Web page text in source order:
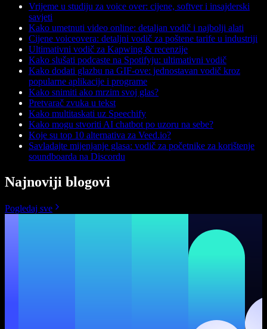
Vrijeme u studiju za voice over: cijene, softver i insajderski
savjeti
Kako umetnuti video online: detaljan vodič i najbolji alati
Cijene voiceovera: detaljni vodič za poštene tarife u industriji
Ultimativni vodič za Kapwing & recenzije
Kako slušati podcaste na Spotifyju: ultimativni vodič
Kako dodati glazbu na GIF-ove: jednostavan vodič kroz
popularne aplikacije i programe
Kako snimiti ako mrzim svoj glas?
Pretvarač zvuka u tekst
Kako multitaskati uz Speechify
Kako mogu stvoriti AI chatbot po uzoru na sebe?
Koje su top 10 alternativa za Veed.io?
Savladajte mijenjanje glasa: vodič za početnike za korištenje
soundboarda na Discordu
Najnoviji blogovi
Pogledaj sve